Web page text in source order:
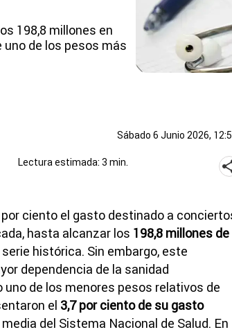
198,8 millones en
de los pesos más
Sábado 6 Junio 2026,
Lectura estimada: 3 min.
ciento el gasto destinado a
hasta alcanzar los 198,8 millones de
histórica. Sin embargo, este
dependencia de la sanidad
de los menores pesos relativos de
el 3,7 por ciento de su gasto
del Sistema Nacional de Salud. En